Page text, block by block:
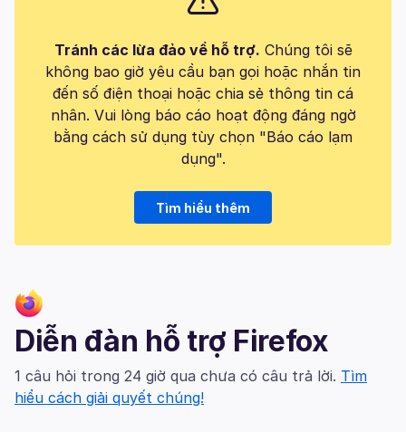
Tránh các lừa đảo về hỗ trợ. Chúng tôi sẽ
không bao giờ yêu cầu bạn gọi hoặc nhắn tin
đến số điện thoại hoặc chia sẻ thông tin cá
nhân. Vui lòng báo cáo hoạt động đáng ngờ
bằng cách sử dụng tùy chọn "Báo cáo lạm
dụng".
Tìm hiểu thêm
Diễn đàn hỗ trợ Firefox
1 câu hỏi trong 24 giờ qua chưa có câu trả lời. Tìm
hiểu cách giải quyết chúng!